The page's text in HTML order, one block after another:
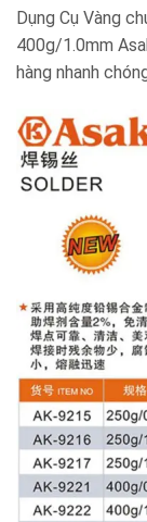
Dụng Cụ Vàng
400g/1.0mm
hàng nhanh